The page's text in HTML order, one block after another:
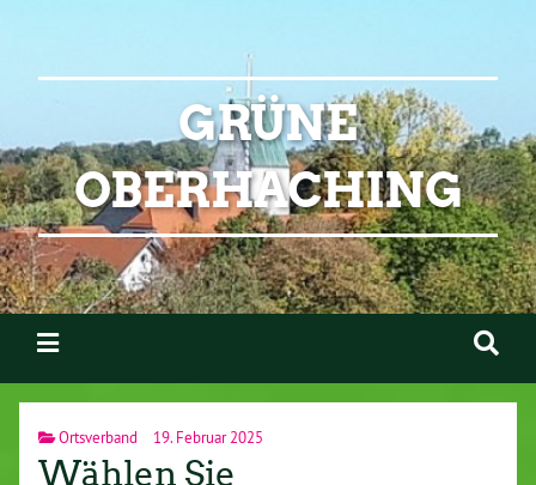
GRÜNE
OBERHACHING
Ortsverband 19. Februar 2025
Wählen Sie